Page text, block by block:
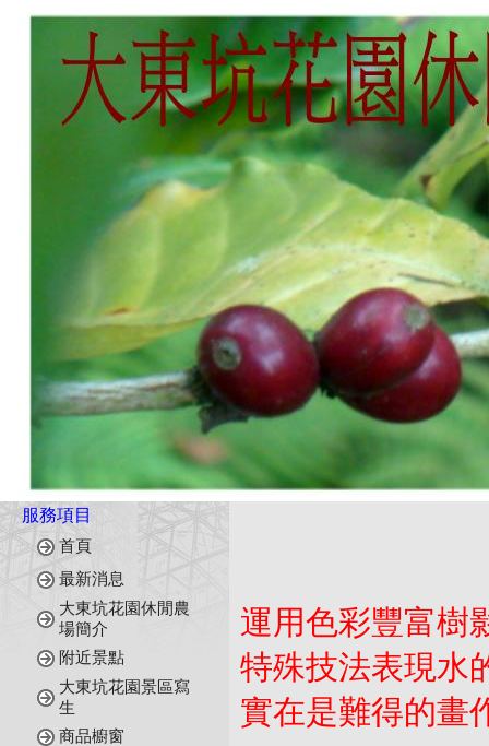
服務項目
首頁
最新消息
大東坑花園休閒農
場簡介
附近景點
大東坑花園景區寫
生
商品櫥窗
運用色彩豐富樹
特殊技法表現水
實在是難得的畫